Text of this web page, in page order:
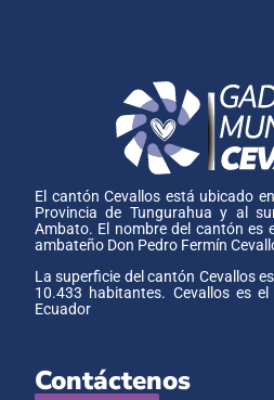
El cantón Cevallos está ubicado
Provincia de Tungurahua y al
Ambato. El nombre del cantón es
ambateño Don Pedro Fermín
La superficie del cantón Cevallos
10.433 habitantes. Cevallos es
Ecuador
Contáctenos